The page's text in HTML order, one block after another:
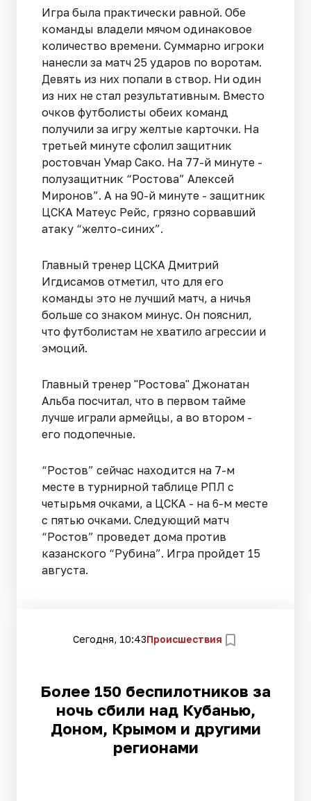
Игра была практически равной. Обе
команды владели мячом одинаковое
количество времени. Суммарно игроки
нанесли за матч 25 ударов по воротам.
Девять из них попали в створ. Ни один
из них не стал результативным. Вместо
очков футболисты обеих команд
получили за игру желтые карточки. На
третьей минуте сфолил защитник
ростовчан Умар Сако. На 77-й минуте -
полузащитник “Ростова” Алексей
Миронов”. А на 90-й минуте - защитник
ЦСКА Матеус Рейс, грязно сорвавший
атаку “желто-синих”.
Главный тренер ЦСКА Дмитрий
Игдисамов отметил, что для его
команды это не лучший матч, а ничья
больше со знаком минус. Он пояснил,
что футболистам не хватило агрессии и
эмоций.
Главный тренер "Ростова" Джонатан
Альба посчитал, что в первом тайме
лучше играли армейцы, а во втором -
его подопечные.
“Ростов” сейчас находится на 7-м
месте в турнирной таблице РПЛ с
четырьмя очками, а ЦСКА - на 6-м месте
с пятью очками. Следующий матч
“Ростов” проведет дома против
казанского “Рубина”. Игра пройдет 15
августа.
Сегодня, 10:43Происшествия
Более 150 беспилотников за
ночь сбили над Кубанью,
Доном, Крымом и другими
регионами